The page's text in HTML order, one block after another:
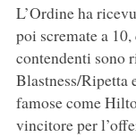
L’Ordine ha
poi scremate a
contendenti sono
Blastness/Ripetta
famose come
vincitore per